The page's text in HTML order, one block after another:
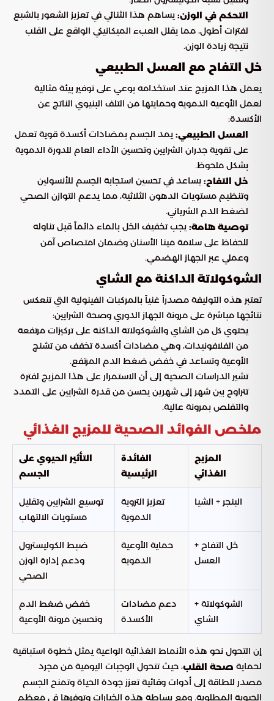
التحكم في الوزن: يساهم هذا الثنائي في تعزيز الشعور بالشبع
لفترات أطول، مما يقلل العبء الميكانيكي الواقع على القلب
نتيجة زيادة الوزن.
خل التفاح مع العسل الطبيعي
يعمل هذا المزيج عند استخدامه بوعي على توفير بيئة مثالية
لعمل الأوعية الدموية وحمايتها من التلف البنيوي الناتج عن
الأكسدة:
العسل الطبيعي: يمد الجسم بمضادات أكسدة قوية تعمل
على تقوية جدران الشرايين وتحسين الأداء العام للدورة الدموية
بشكل ملحوظ.
خل التفاح: يساعد في تحسين استجابة الجسم للأنسولين
وتنظيم مستويات الدهون الثلاثية، مما يدعم التوازن الصحي
لضغط الدم الشرياني.
توصية هامة: يجب تخفيف الخل بالماء دائماً قبل تناوله
للحفاظ على سلامة مينا الأسنان وضمان امتصاص آمن
وعملي عبر الجهاز الهضمي.
الشوكولاتة الداكنة مع الشاي
تعتبر هذه التوليفة مصدراً غنياً بالمركبات الفينولية التي تنعكس
نتائجها مباشرة على مرونة الجهاز الدوري وصحة الشرايين:
يحتوي كل من الشاي والشوكولاتة الداكنة على تركيزات مرتفعة
من الفلافونيدات، وهي مضادات أكسدة تخفف من تشنج
الأوعية وتساعد في خفض ضغط الدم المرتفع.
تشير الدراسات الصحية إلى أن الاستمرار على هذا المزيج لفترة
تتراوح بين شهر إلى شهرين يحسن من قدرة الشرايين على التمدد
والتقلص بمرونة عالية.
ملخص الفوائد الصحية للمزيج الغذائي
المزيج
الغذائي
الفائدة
الرئيسية
التأثير الحيوي على
الجسم
البنجر + الشيا
تعزيز التروية
الدموية
توسيع الشرايين وتقليل
مستويات الالتهاب
خل التفاح +
العسل
حماية الأوعية
الدموية
ضبط الكوليسترول
ودعم إدارة الوزن
الصحي
الشوكولاتة +
الشاي
دعم مضادات
الأكسدة
خفض ضغط الدم
وتحسين مرونة الأوعية
إن التحول نحو هذه الأنماط الغذائية الواعية يمثل خطوة استباقية
لحماية صحة القلب، حيث تتحول الوجبات اليومية من مجرد
مصدر للطاقة إلى أدوات وقائية تعزز جودة الحياة وتمنح الجسم
الحيوية المطلوبة. ومع بساطة هذه الخيارات وتوفرها في معظم